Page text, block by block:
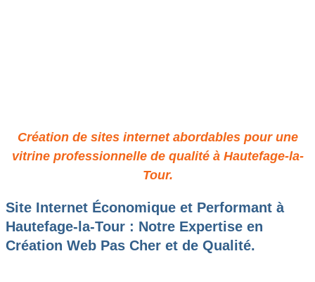
Création de sites internet abordables pour une
vitrine professionnelle de qualité à Hautefage-la-
Tour.
Site Internet Économique et Performant à
Hautefage-la-Tour : Notre Expertise en
Création Web Pas Cher et de Qualité.